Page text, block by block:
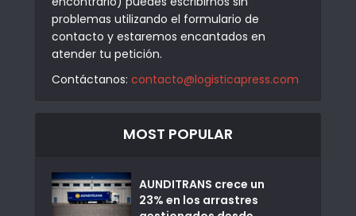
problemas utilizando el formulario de
contacto y estaremos encantados en
atender tu petición.
Contáctanos: contacto@logisticapress.com
MOST POPULAR
AUNDITRANS crece un
23% en los arrastres